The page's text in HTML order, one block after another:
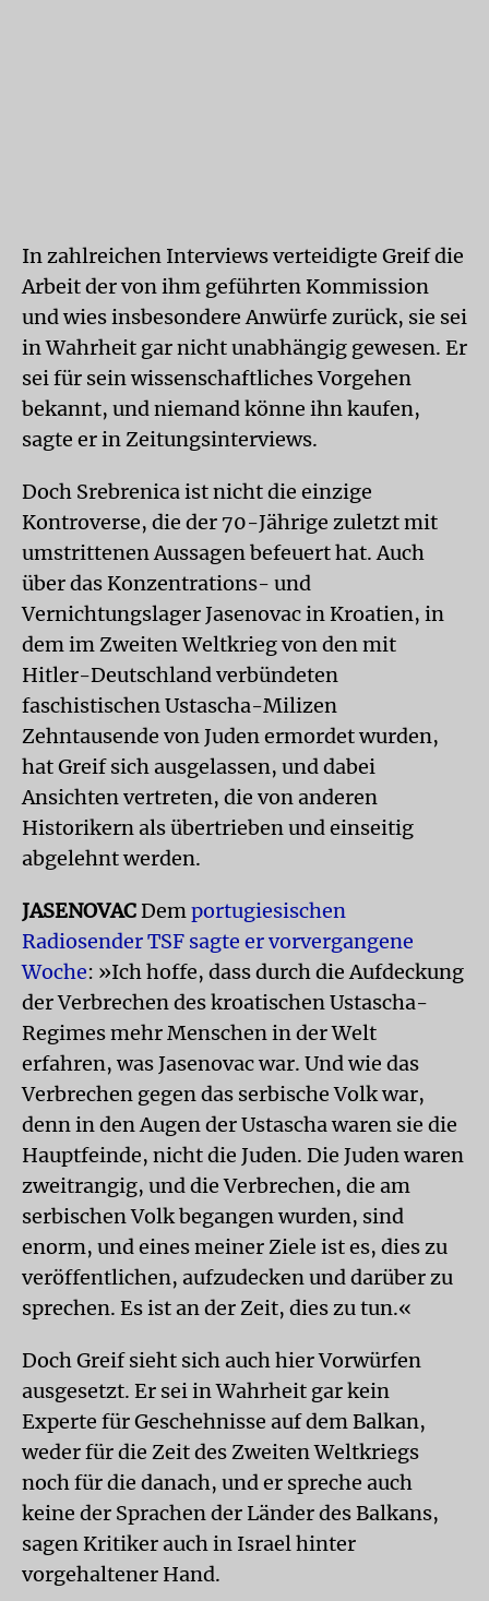
In zahlreichen Interviews verteidigte Greif die
Arbeit der von ihm geführten Kommission
und wies insbesondere Anwürfe zurück, sie sei
in Wahrheit gar nicht unabhängig gewesen. Er
sei für sein wissenschaftliches Vorgehen
bekannt, und niemand könne ihn kaufen,
sagte er in Zeitungsinterviews.
Doch Srebrenica ist nicht die einzige
Kontroverse, die der 70-Jährige zuletzt mit
umstrittenen Aussagen befeuert hat. Auch
über das Konzentrations- und
Vernichtungslager Jasenovac in Kroatien, in
dem im Zweiten Weltkrieg von den mit
Hitler-Deutschland verbündeten
faschistischen Ustascha-Milizen
Zehntausende von Juden ermordet wurden,
hat Greif sich ausgelassen, und dabei
Ansichten vertreten, die von anderen
Historikern als übertrieben und einseitig
abgelehnt werden.
JASENOVACDemportugiesischen
Radiosender TSF sagte er vorvergangene
Woche: »Ich hoffe, dass durch die Aufdeckung
der Verbrechen des kroatischen Ustascha-
Regimes mehr Menschen in der Welt
erfahren, was Jasenovac war. Und wie das
Verbrechen gegen das serbische Volk war,
denn in den Augen der Ustascha waren sie die
Hauptfeinde, nicht die Juden. Die Juden waren
zweitrangig, und die Verbrechen, die am
serbischen Volk begangen wurden, sind
enorm, und eines meiner Ziele ist es, dies zu
veröffentlichen, aufzudecken und darüber zu
sprechen. Es ist an der Zeit, dies zu tun.«
Doch Greif sieht sich auch hier Vorwürfen
ausgesetzt. Er sei in Wahrheit gar kein
Experte für Geschehnisse auf dem Balkan,
weder für die Zeit des Zweiten Weltkriegs
noch für die danach, und er spreche auch
keine der Sprachen der Länder des Balkans,
sagen Kritiker auch in Israel hinter
vorgehaltener Hand.